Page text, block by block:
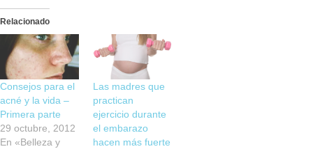
Relacionado
Consejos para el
acné y la vida –
Primera parte
29 octubre, 2012
En «Belleza y
Las madres que
practican
ejercicio durante
el embarazo
hacen más fuerte